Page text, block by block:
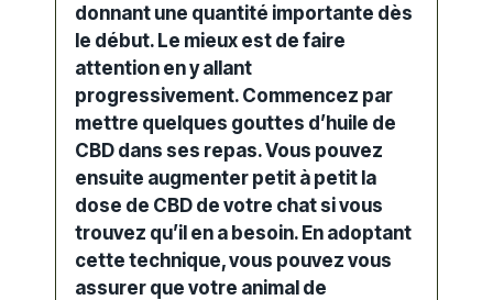
donnant une quantité importante dès
le début. Le mieux est de faire
attention en y allant
progressivement. Commencez par
mettre quelques gouttes d’huile de
CBD dans ses repas. Vous pouvez
ensuite augmenter petit à petit la
dose de CBD de votre chat si vous
trouvez qu’il en a besoin. En adoptant
cette technique, vous pouvez vous
assurer que votre animal de